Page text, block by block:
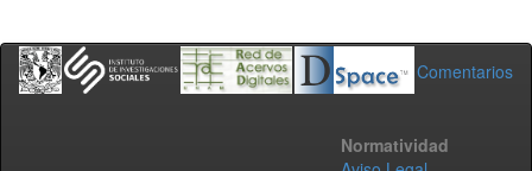
Comentarios
Normatividad